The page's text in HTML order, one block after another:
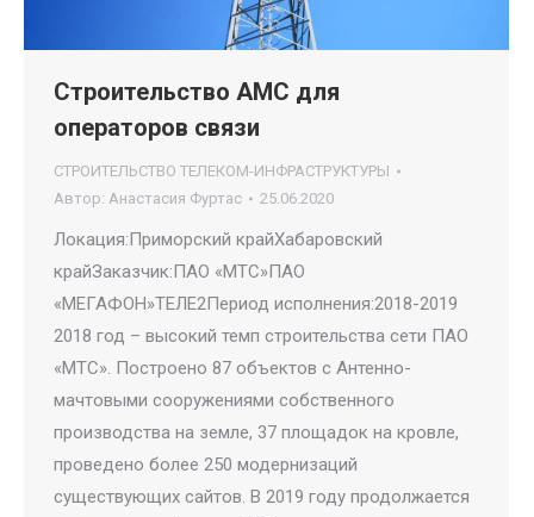
Строительство АМС для
операторов связи
СТРОИТЕЛЬСТВО ТЕЛЕКОМ-ИНФРАСТРУКТУРЫ
Автор: Анастасия Фуртас 25.06.2020
Локация:Приморский крайХабаровский
крайЗаказчик:ПАО «МТС»ПАО
«МЕГАФОН»ТЕЛЕ2Период исполнения:2018-2019
2018 год – высокий темп строительства сети ПАО
«МТС». Построено 87 объектов с Антенно-
мачтовыми сооружениями собственного
производства на земле, 37 площадок на кровле,
проведено более 250 модернизаций
существующих сайтов. В 2019 году продолжается